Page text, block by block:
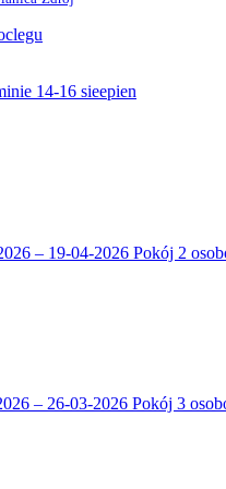
14-16 sieepien
– 19-04-2026 Pokój 2
– 26-03-2026 Pokój 3